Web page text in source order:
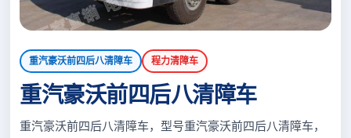
重汽豪沃前四后八清障车 程力清障车
重汽豪沃前四后八清障车
重汽豪沃前四后八清障车，型号重汽豪沃前四后八清障车，